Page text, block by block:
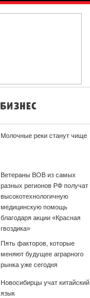
Молочные реки станут чище
Ветераны ВОВ из самых
разных регионов РФ получат
высокотехнологичную
медицинскую помощь
благодаря акции «Красная
гвоздика»
Пять факторов, которые
меняют будущее аграрного
рынка уже сегодня
Новосибирцы учат китайский
язык